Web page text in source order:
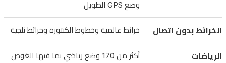
ملاحة
GPS
مزدوجة
مع
وضع GPS الطويل
الخرائط بدون اتصال خرائط عالمية وخطوط الكنتورة وخرائط ثلجية
الرياضات أكثر من 170 وضع رياضي بما فيها الغوص